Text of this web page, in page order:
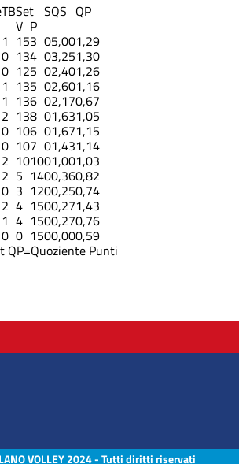
TBSet SQS QP
V P
1 153 05,001,29
0 134 03,251,30
0 125 02,401,26
1 135 02,601,16
1 136 02,170,67
2 138 01,631,05
0 106 01,671,15
0 107 01,431,14
2 101001,001,03
2 5 1400,360,82
0 3 1200,250,74
2 4 1500,271,43
1 4 1500,270,76
0 0 1500,000,59
QP=Quoziente Punti
VOLLEY 2024 - Tutti diritti riservati